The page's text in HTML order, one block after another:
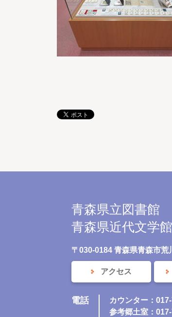
青森県立図書館
青森県近代文学館
〒030-0184 青森県青森市荒
アクセス
電話
カウンター：
参考郷土室：